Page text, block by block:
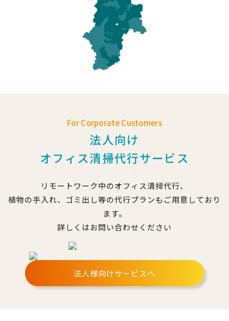
For Corporate Customers
法人向け
オフィス清掃代行サービス
リモートワーク中のオフィス清掃代行、
植物の手入れ、ゴミ出し等の代行プランもご用意しており
ます。
詳しくはお問い合わせください
法人様向けサービスへ